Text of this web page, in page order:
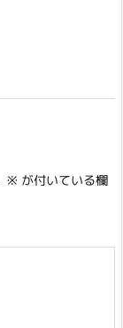
※ が付いている欄